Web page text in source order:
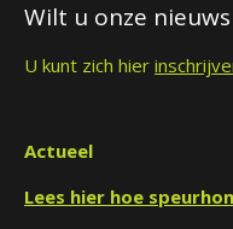
Wilt u onze
U kunt zich hier
Actueel
Lees hier hoe